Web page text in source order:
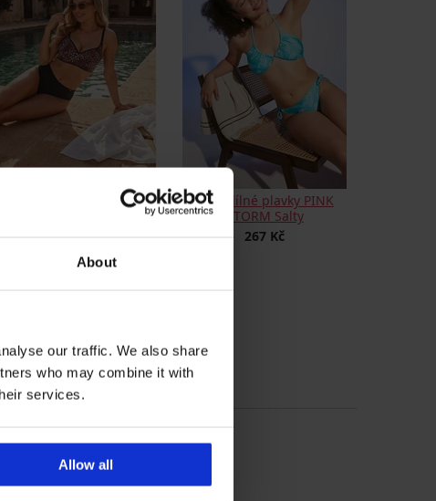
About
our traffic. We also share
who may combine it with
services.
Allow all
plavky Desert Gold
Dvoudílné plavky PINK
STORM Salty
267 Kč